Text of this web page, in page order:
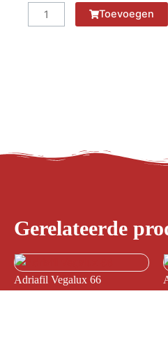
Adriafil
Vegalux
Toevoegen
Gerelateerde
Adriafil Vegalux 66
€4,50